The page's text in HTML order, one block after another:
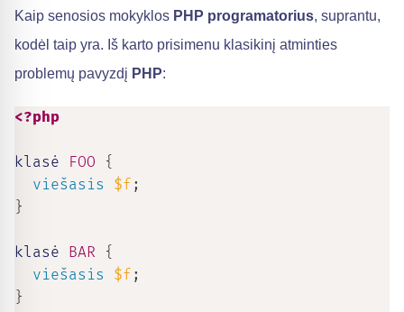
Kaip senosios mokyklos PHP programatorius, suprantu,
kodėl taip yra. Iš karto prisimenu klasikinį atminties
problemų pavyzdį PHP:
<?php
klasė FOO
{
viešasis
$f ;
}
klasė BAR
{
viešasis
$f ;
}